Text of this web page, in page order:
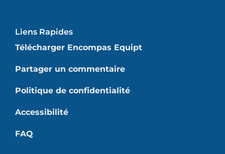
Liens Rapides
Télécharger Encompas Equipt
Partager un commentaire
Politique de confidentialité
Accessibilité
FAQ